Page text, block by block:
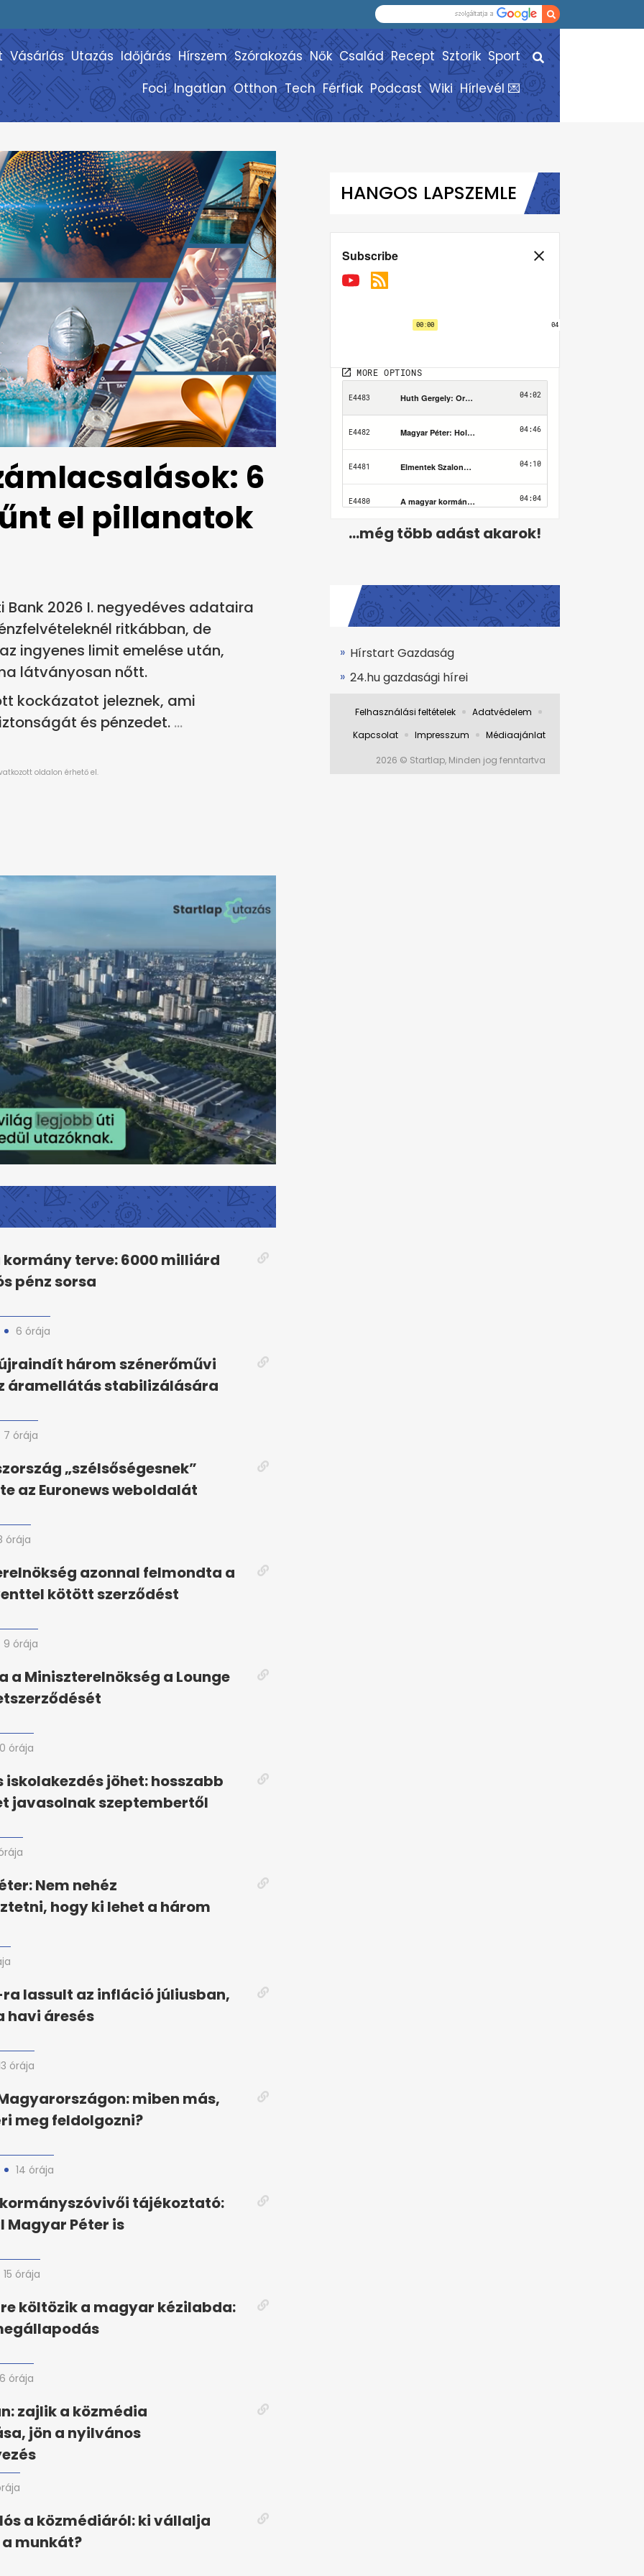
Vásárlás Utazás Időjárás Hírszem Szórakozás Nők Család Recept Sztorik Sport
Foci Ingatlan Otthon Tech Férfiak Podcast Wiki Hírlevél 💌
6
el pillanatok
Bank 2026 I. negyedéves adataira
ritkábban, de
ingyenes limit emelése után,
látványosan nőtt.
kockázatot jeleznek, ami
és pénzedet.
kormány terve: 6000 milliárd
pénz sorsa
6 órája
három szénerőművi
áramellátás stabilizálására
7 órája
„szélsőségesnek”
az Euronews weboldalát
órája
azonnal felmondta a
kötött szerződést
9 órája
a Miniszterelnökség a Lounge
órája
iskolakezdés jöhet: hosszabb
javasolnak szeptembertől
Nem nehéz
hogy ki lehet a három
ra lassult az infláció júliusban,
havi áresés
órája
miben más,
meg feldolgozni?
14 órája
kormányszóvivői tájékoztató:
Magyar Péter is
15 órája
költözik a magyar kézilabda:
órája
zajlik a közmédia
jön a nyilvános
a közmédiáról: ki vállalja
munkát?
HANGOS LAPSZEMLE
...még több adást akarok!
Hírstart Gazdaság
24.hu gazdasági hírei
Felhasználási feltételek
Adatvédelem
Kapcsolat
Impresszum Médiaajánlat
2026 © Startlap, Minden jog fenntartva